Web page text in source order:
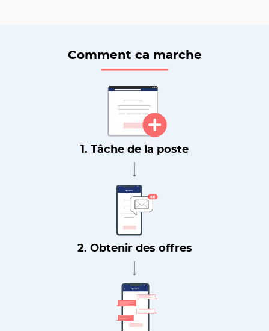
Comment ca marche
1. Tâche de la poste
2. Obtenir des offres